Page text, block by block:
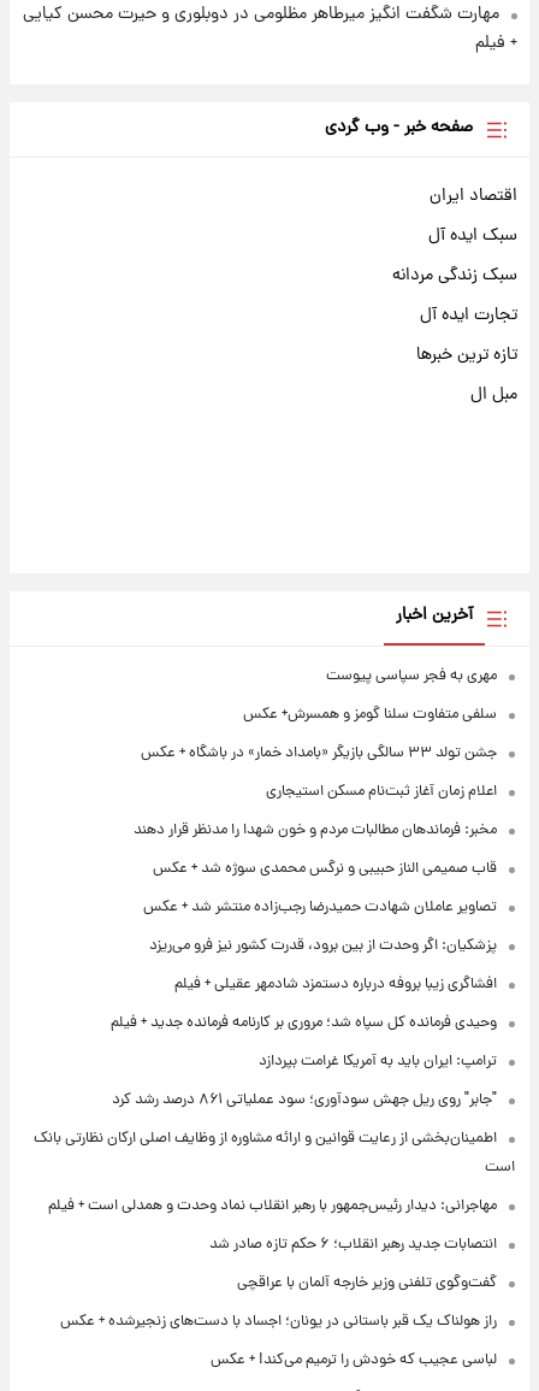
مهارت شگفت انگیز میرطاهر مظلومی در دوبلوری و حیرت محسن کیایی
+ فیلم
صفحه خبر - وب گردی
اقتصاد ایران
سبک ایده آل
سبک زندگی مردانه
تجارت ایده آل
تازه ترین خبرها
مبل ال
آخرین اخبار
مهری به فجر سپاسی پیوست
سلفی متفاوت سلنا گومز و همسرش+ عکس
جشن تولد ۳۳ سالگی بازیگر «بامداد خمار» در باشگاه + عکس
اعلام زمان آغاز ثبت‌نام مسکن استیجاری
مخبر: فرماندهان مطالبات مردم و خون شهدا را مدنظر قرار دهند
قاب صمیمی الناز حبیبی و نرگس محمدی سوژه شد + عکس
تصاویر عاملان شهادت حمیدرضا رجب‌زاده منتشر شد + عکس
پزشکیان: اگر وحدت از بین برود، قدرت کشور نیز فرو می‌ریزد
افشاگری زیبا بروفه درباره دستمزد شادمهر عقیلی + فیلم
وحیدی فرمانده کل سپاه شد؛ مروری بر کارنامه فرمانده جدید + فیلم
ترامپ: ایران باید به آمریکا غرامت بپردازد
"جابر" روی ریل جهش سودآوری؛ سود عملیاتی ۸۶۱ درصد رشد کرد
اطمینان‌بخشی از رعایت قوانین و ارائه مشاوره از وظایف اصلی ارکان نظارتی بانک
است
مهاجرانی: دیدار رئیس‌جمهور با رهبر انقلاب نماد وحدت و همدلی است + فیلم
انتصابات جدید رهبر انقلاب؛ ۶ حکم تازه صادر شد
گفت‌وگوی تلفنی وزیر خارجه آلمان با عراقچی
راز هولناک یک قبر باستانی در یونان؛ اجساد با دست‌های زنجیرشده + عکس
لباسی عجیب که خودش را ترمیم می‌کند! + عکس